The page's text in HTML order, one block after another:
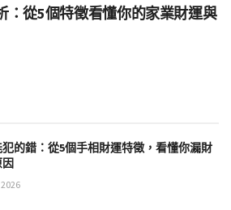
：從5個特徵看懂你的家業財運與
的錯：從5個手相財運特徵，看懂你漏財
因